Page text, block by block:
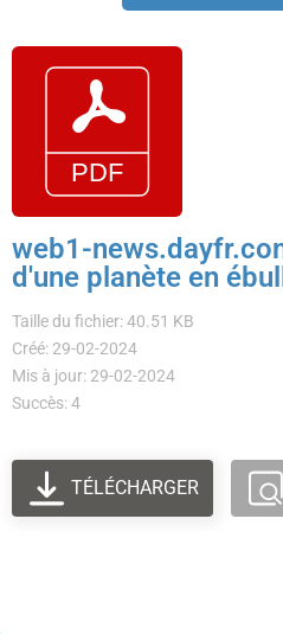
web1-
d'une planète en
Taille du fichier: 40.51 KB
Créé: 29-02-2024
Mis à jour: 29-02-2024
Succès: 4
TÉLÉCHARGER